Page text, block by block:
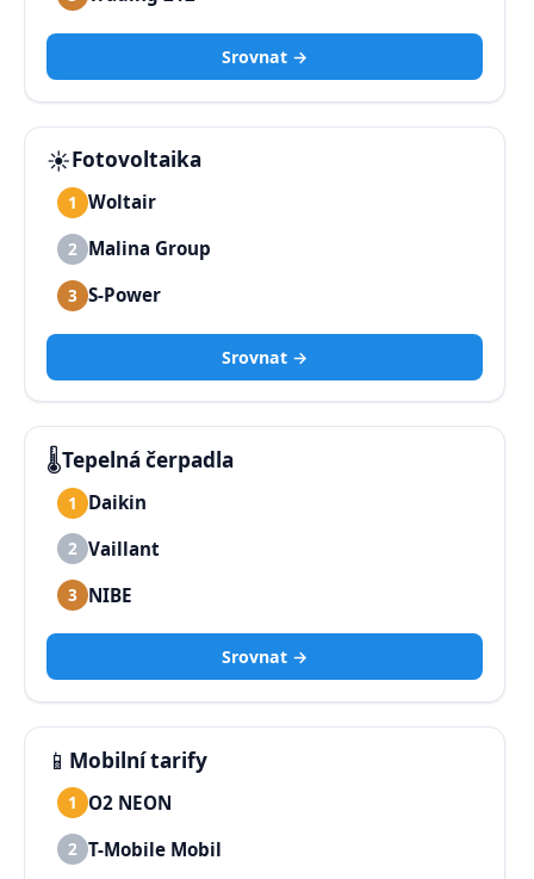
Srovnat →
☀️Fotovoltaika
1 Woltair
2 Malina Group
3 S-Power
Srovnat →
🌡️Tepelná čerpadla
1 Daikin
2 Vaillant
3 NIBE
Srovnat →
📱 Mobilní tarify
1 O2 NEON
2 T-Mobile Mobil